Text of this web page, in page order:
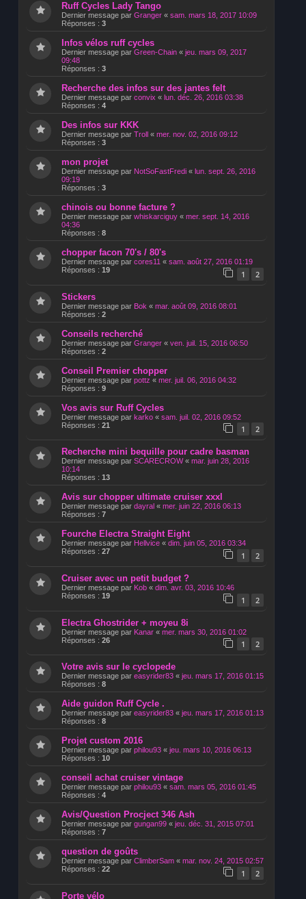
Ruff Cycles Lady Tango
Dernier message par Granger « sam. mars 18, 2017 10:09
Réponses : 3
Infos vélos ruff cycles
Dernier message par Green-Chain « jeu. mars 09, 2017
09:48
Réponses : 3
Recherche des infos sur des jantes felt
Dernier message par convix « lun. déc. 26, 2016 03:38
Réponses : 4
Des infos sur KKK
Dernier message par Troll « mer. nov. 02, 2016 09:12
Réponses : 3
mon projet
Dernier message par NotSoFastFredi « lun. sept. 26, 2016
09:19
Réponses : 3
chinois ou bonne facture ?
Dernier message par whiskarciguy « mer. sept. 14, 2016
04:36
Réponses : 8
chopper facon 70's / 80's
Dernier message par cores11 « sam. août 27, 2016 01:19
Réponses : 19 1 2
Stickers
Dernier message par Bok « mar. août 09, 2016 08:01
Réponses : 2
Conseils recherché
Dernier message par Granger « ven. juil. 15, 2016 06:50
Réponses : 2
Conseil Premier chopper
Dernier message par pottz « mer. juil. 06, 2016 04:32
Réponses : 9
Vos avis sur Ruff Cycles
Dernier message par karko « sam. juil. 02, 2016 09:52
Réponses : 21 1 2
Recherche mini bequille pour cadre basman
Dernier message par SCARECROW« mar. juin 28, 2016
10:14
Réponses : 13
Avis sur chopper ultimate cruiser xxxl
Dernier message par dayral « mer. juin 22, 2016 06:13
Réponses : 7
Fourche Electra Straight Eight
Dernier message par Hellvice « dim. juin 05, 2016 03:34
Réponses : 27 1 2
Cruiser avec un petit budget ?
Dernier message par Kob « dim. avr. 03, 2016 10:46
Réponses : 19 1 2
Electra Ghostrider + moyeu 8i
Dernier message par Kanar « mer. mars 30, 2016 01:02
Réponses : 26 1 2
Votre avis sur le cyclopede
Dernier message par easyrider83 « jeu. mars 17, 2016 01:15
Réponses : 8
Aide guidon Ruff Cycle .
Dernier message par easyrider83 « jeu. mars 17, 2016 01:13
Réponses : 8
Projet custom 2016
Dernier message par philou93 « jeu. mars 10, 2016 06:13
Réponses : 10
conseil achat cruiser vintage
Dernier message par philou93 « sam. mars 05, 2016 01:45
Réponses : 4
Avis/Question Procject 346 Ash
Dernier message par gungan99 « jeu. déc. 31, 2015 07:01
Réponses : 7
question de goûts
Dernier message par ClimberSam « mar. nov. 24, 2015 02:57
Réponses : 22 1 2
Porte vélo